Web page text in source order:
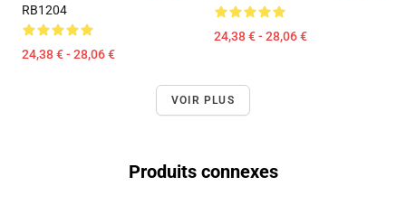
RB1204
24,38 € - 28,06 €
24,38 € - 28,06 €
VOIR PLUS
Produits connexes